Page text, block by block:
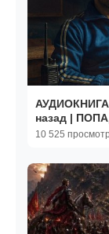
назад |
10 525